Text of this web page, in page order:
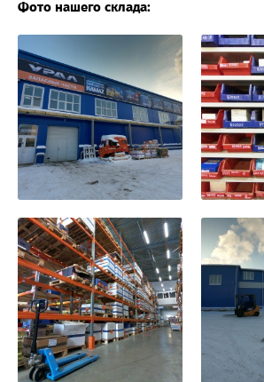
Фото нашего склада: